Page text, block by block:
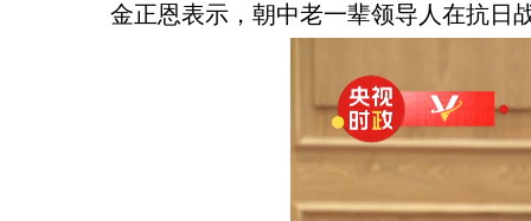
金正恩表示，朝中老一辈领导人在抗日